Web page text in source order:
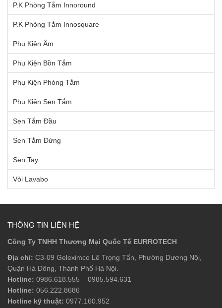
P.K Phòng Tắm Innoround
P.K Phòng Tắm Innosquare
Phụ Kiện Âm
Phụ Kiện Bồn Tắm
Phụ Kiện Phòng Tắm
Phụ Kiện Sen Tắm
Sen Tắm Đầu
Sen Tắm Đứng
Sen Tay
Vòi Lavabo
THÔNG TIN LIÊN HỆ
Công Ty TNHH Thương Mại Quốc Tế EURROTECH
Địa chỉ: C3-09 Geleximco Lê Trọng Tấn, Phường Dương Nội,
Quận Hà Đông, Thành Phố Hà Nội.
Hotline: 0986.618.555 – 0985.594.631
Hotline: 056.222.8686
Hotline kỹ thuật: 0977.160.952